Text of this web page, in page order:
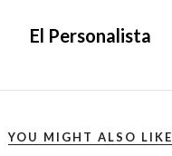
El Personalista
YOU MIGHT ALSO LIKE